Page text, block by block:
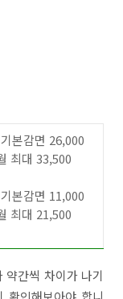
본감면 26,000
최대 33,500
본감면 11,000
최대 21,500
약간씩 차이가 나기